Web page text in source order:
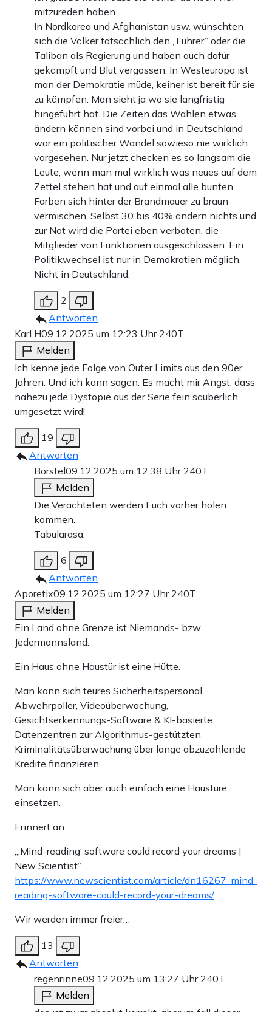
mitzureden haben.
In Nordkorea und Afghanistan usw. wünschten
sich die Völker tatsächlich den „Führer“ oder die
Taliban als Regierung und haben auch dafür
gekämpft und Blut vergossen. In Westeuropa ist
man der Demokratie müde, keiner ist bereit für sie
zu kämpfen. Man sieht ja wo sie langfristig
hingeführt hat. Die Zeiten das Wahlen etwas
ändern können sind vorbei und in Deutschland
war ein politischer Wandel sowieso nie wirklich
vorgesehen. Nur jetzt checken es so langsam die
Leute, wenn man mal wirklich was neues auf dem
Zettel stehen hat und auf einmal alle bunten
Farben sich hinter der Brandmauer zu braun
vermischen. Selbst 30 bis 40% ändern nichts und
zur Not wird die Partei eben verboten, die
Mitglieder von Funktionen ausgeschlossen. Ein
Politikwechsel ist nur in Demokratien möglich.
Nicht in Deutschland.
2
Antworten
Karl H09.12.2025 um 12:23 Uhr 240T
Melden
Ich kenne jede Folge von Outer Limits aus den 90er
Jahren. Und ich kann sagen: Es macht mir Angst, dass
nahezu jede Dystopie aus der Serie fein säuberlich
umgesetzt wird!
19
Antworten
Borstel09.12.2025 um 12:38 Uhr 240T
Melden
Die Verachteten werden Euch vorher holen
kommen.
Tabularasa.
6
Antworten
Aporetix09.12.2025 um 12:27 Uhr 240T
Melden
Ein Land ohne Grenze ist Niemands- bzw.
Jedermannsland.
Ein Haus ohne Haustür ist eine Hütte.
Man kann sich teures Sicherheitspersonal,
Abwehrpoller, Videoüberwachung,
Gesichtserkennungs-Software & KI-basierte
Datenzentren zur Algorithmus-gestützten
Kriminalitätsüberwachung über lange abzuzahlende
Kredite finanzieren.
Man kann sich aber auch einfach eine Haustüre
einsetzen.
Erinnert an:
„‚Mind-reading‘ software could record your dreams |
New Scientist“
https://www.newscientist.com/article/dn16267-mind-
reading-software-could-record-your-dreams/
Wir werden immer freier…
13
Antworten
regenrinne09.12.2025 um 13:27 Uhr 240T
Melden